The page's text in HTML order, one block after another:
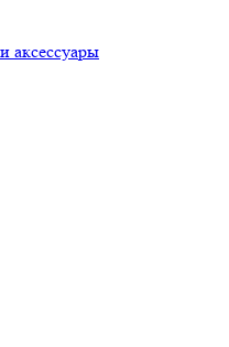
аксессуары